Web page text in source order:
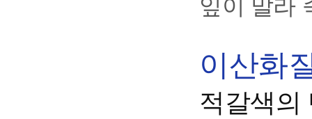
잎이 말라
이산화
적갈색의